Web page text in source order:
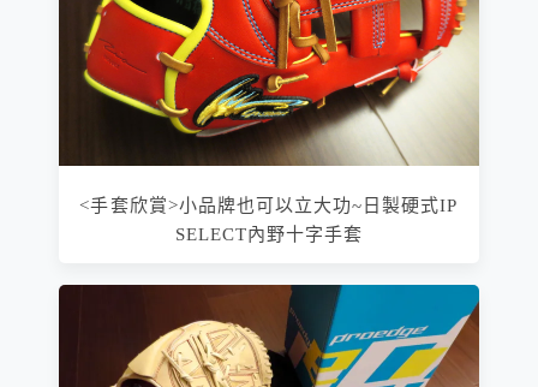
<手套欣賞>小品牌也可以立大功~日製硬式IP
SELECT內野十字手套